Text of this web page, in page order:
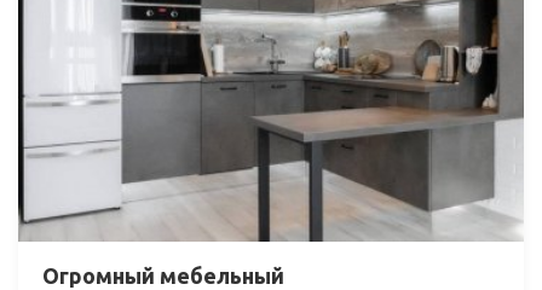
Огромный мебельный